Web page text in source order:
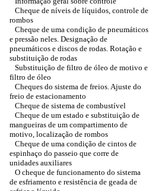
Cheque de níveis de líquidos, controle de
rombos
Cheque de uma condição de pneumáticos
e pressão neles. Designação de
pneumáticos e discos de rodas. Rotação e
substituição de rodas
Substituição de filtro de óleo de motivo e
filtro de óleo
Cheques do sistema de freios. Ajuste do
freio de estacionamento
Cheque de sistema de combustível
Cheque de um estado e substituição de
mangueiras de um compartimento de
motivo, localização de rombos
Cheque de uma condição de cintos de
espinhaço do passeio que corre de
unidades auxiliares
O cheque de funcionamento do sistema
de esfriamento e resistência de geada de